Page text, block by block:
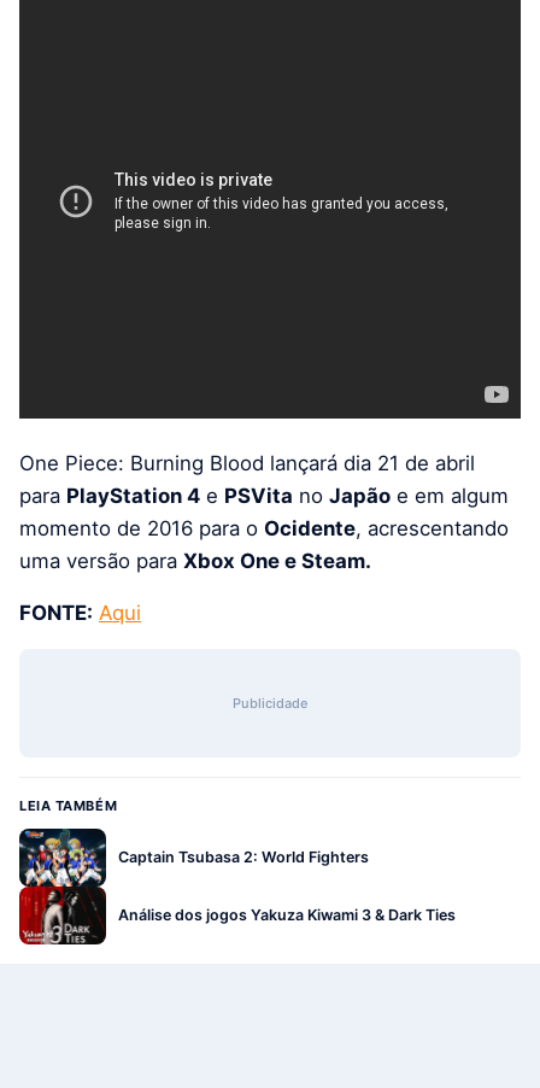
One Piece: Burning Blood lançará dia 21 de abril
para PlayStation 4 e PSVita no Japão e em algum
momento de 2016 para o Ocidente, acrescentando
uma versão para Xbox One e Steam.
FONTE: Aqui
Publicidade
LEIA TAMBÉM
Captain Tsubasa 2: World Fighters
Análise dos jogos Yakuza Kiwami 3 & Dark Ties